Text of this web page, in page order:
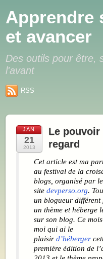
Apprendre
et avancer
Des outils pour être,
l'avant
RSS
JAN
21
2013
Le pouvoir
regard
Cet article est ma
au festival de la
blogs, organisé par le
sitedevperso.org.
un blogueur différent
un thème et héberge
sur son blog. Ce
moi qui ai le
plaisird’héberger
première édition de